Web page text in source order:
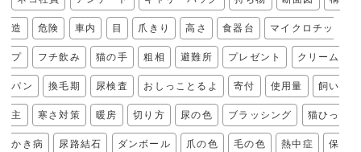
造 危険 車内 目 爪きり 高さ 食器台 マイクロチッ
プ フチ飲み 猫の手 粗相 避難所 プレゼント クリーム
パン 換毛期 尿検査 おしっことるよ 寄付 使用量 飼い
主 寒さ対策 暖房 切り方 尿の色 ブラッシング 猫ひっ
かき病 尿路結石 ダンボール 爪の色 毛の色 熱中症 保